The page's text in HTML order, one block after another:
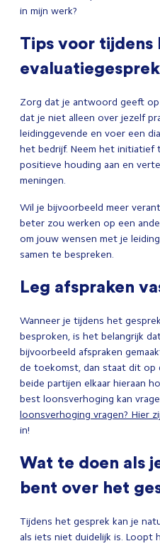
in mijn werk?
Tips voor tijdens
evaluatiegesprek
Zorg dat je antwoord geeft
dat je niet alleen over jezelf
leidinggevende en voer een
het bedrijf. Neem het initiatief
positieve houding aan en
meningen.
Wil je bijvoorbeeld meer
beter zou werken op een
om jouw wensen met je
samen te bespreken.
Leg afspraken
Wanneer je tijdens het
besproken, is het belangrijk
bijvoorbeeld afspraken
de toekomst, dan staat dit op
beide partijen elkaar hieraan
best loonsverhoging kan
loonsverhoging vragen? Hier
in!
Wat te doen als
bent over het
Tijdens het gesprek kan je
als iets niet duidelijk is. Loopt